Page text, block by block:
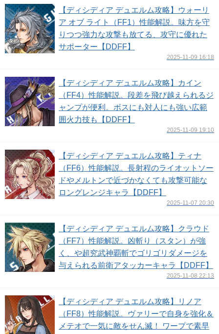
【ディシディア デュエルム攻略】ウォーリ
ア オブ ライト（FF1）性能解説。味方を守
りつつ強力な攻撃も放てる、攻守に優れた
サポーター【DDFF】
2025-11-09 16:18
【ディシディア デュエルム攻略】カイン
（FF4）性能解説。段差を飛び越えられるジ
ャンプが便利。ボスにも対人にも強い広範
囲火力技も【DDFF】
2025-11-09 19:10
【ディシディア デュエルム攻略】ティナ
（FF6）性能解説。長射程のライオットソー
ドやメルトンで近づかなくても攻撃可能な
ロングレンジキャラ【DDFF】
2025-11-07 20:30
【ディシディア デュエルム攻略】クラウド
（FF7）性能解説。凶斬り（スタン）が強
く、や超究武神覇斬でゴリゴリダメージを
与えられる前衛アタッカーキャラ【DDFF】
2025-11-08 22:13
【ディシディア デュエルム攻略】リノア
（FF8）性能解説。ヴァリーで自身を強化＆
メテオで一気に敵をせん滅！ ワープで素早